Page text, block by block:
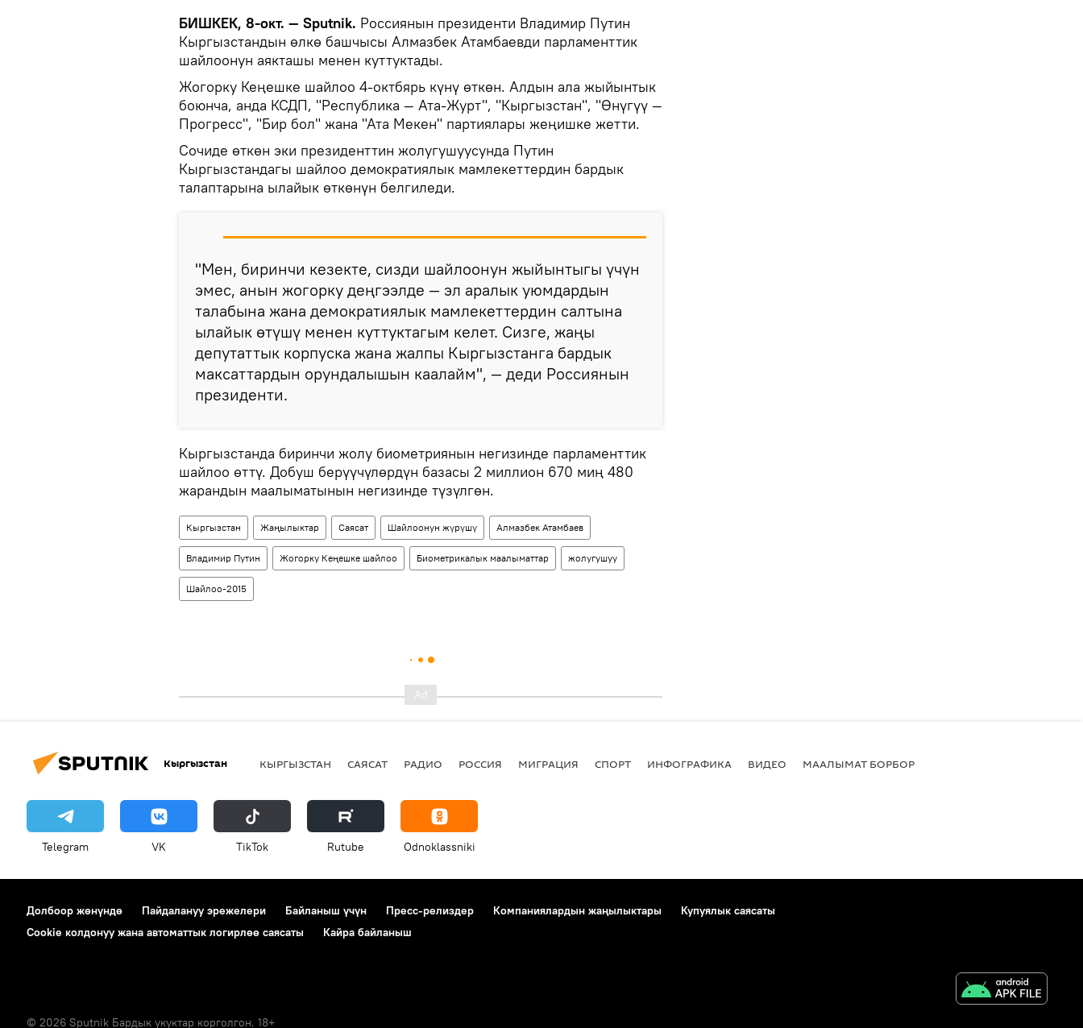
БИШКЕК, 8-окт. — Sputnik. Россиянын президенти Владимир Путин
Кыргызстандын өлкө башчысы Алмазбек Атамбаевди парламенттик
шайлоонун аякташы менен куттуктады.
Жогорку Кеңешке шайлоо 4-октбярь күнү өткөн. Алдын ала жыйынтык
боюнча, анда КСДП, "Республика — Ата-Журт", "Кыргызстан", "Өнүгүү —
Прогресс", "Бир бол" жана "Ата Мекен" партиялары жеңишке жетти.
Сочиде өткөн эки президенттин жолугушуусунда Путин
Кыргызстандагы шайлоо демократиялык мамлекеттердин бардык
талаптарына ылайык өткөнүн белгиледи.
"Мен, биринчи кезекте, сизди шайлоонун жыйынтыгы үчүн
эмес, анын жогорку деңгээлде — эл аралык уюмдардын
талабына жана демократиялык мамлекеттердин салтына
ылайык өтүшү менен куттуктагым келет. Сизге, жаңы
депутаттык корпуска жана жалпы Кыргызстанга бардык
максаттардын орундалышын каалайм", — деди Россиянын
президенти.
Кыргызстанда биринчи жолу биометриянын негизинде парламенттик
шайлоо өттү. Добуш берүүчүлөрдүн базасы 2 миллион 670 миң 480
жарандын маалыматынын негизинде түзүлгөн.
Кыргызстан Жаңылыктар Саясат Шайлоонун жүрүшү Алмазбек Атамбаев
Владимир Путин Жогорку Кеңешке шайлоо Биометрикалык маалыматтар жолугушуу
Шайлоо-2015
Кыргызстан КЫРГЫЗСТАН САЯСАТ РАДИО РОССИЯ МИГРАЦИЯ СПОРТ ИНФОГРАФИКА ВИДЕО МААЛЫМАТ БОРБОР
Telegram VK ТikТоk Rutube Odnoklassniki
Долбоор жөнүндө Пайдалануу эрежелери Байланыш үчүн Пресс-релиздер Компаниялардын жаңылыктары
Купуялык саясаты
Cookie колдонуу жана автоматтык логирлөө саясаты
Кайра байланыш
© 2026 Sputnik Бардык укуктар корголгон. 18+